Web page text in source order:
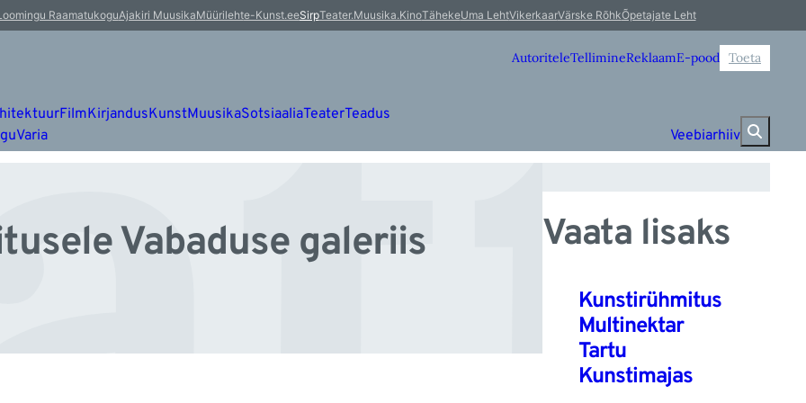
RaamatukoguAjakiri MuusikaMüürilehte-Kunst.eeSirpTeater.Muusika.KinoTähekeUma LehtVikerkaarVärske RõhkÕpetajate Leht
AutoriteleTellimineReklaamE-pood Toeta
FilmKirjandusKunstMuusikaSotsiaaliaTeaterTeadus
Varia Veebiarhiiv
Vabaduse galeriis Vaata lisaks
Kunstirühmitus
Multinektar
Tartu
Kunstimajas